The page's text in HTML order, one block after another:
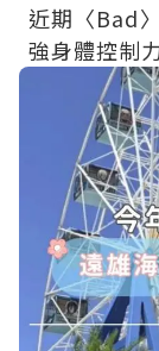
近期〈Bad
強身體控制
一播就是三